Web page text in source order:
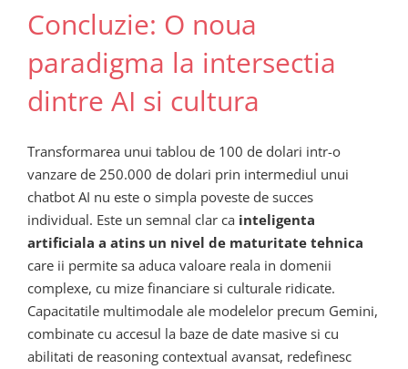
Concluzie: O noua
paradigma la intersectia
dintre AI si cultura
Transformarea unui tablou de 100 de dolari intr-o
vanzare de 250.000 de dolari prin intermediul unui
chatbot AI nu este o simpla poveste de succes
individual. Este un semnal clar ca inteligenta
artificiala a atins un nivel de maturitate tehnica
care ii permite sa aduca valoare reala in domenii
complexe, cu mize financiare si culturale ridicate.
Capacitatile multimodale ale modelelor precum Gemini,
combinate cu accesul la baze de date masive si cu
abilitati de reasoning contextual avansat, redefinesc